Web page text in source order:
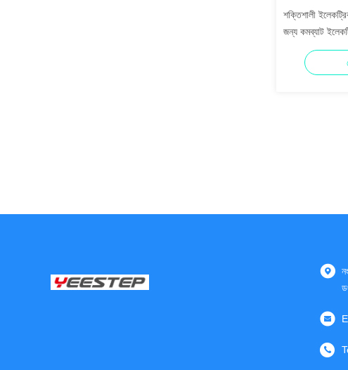
শক্তিশালী
জন্য কমব্যাট